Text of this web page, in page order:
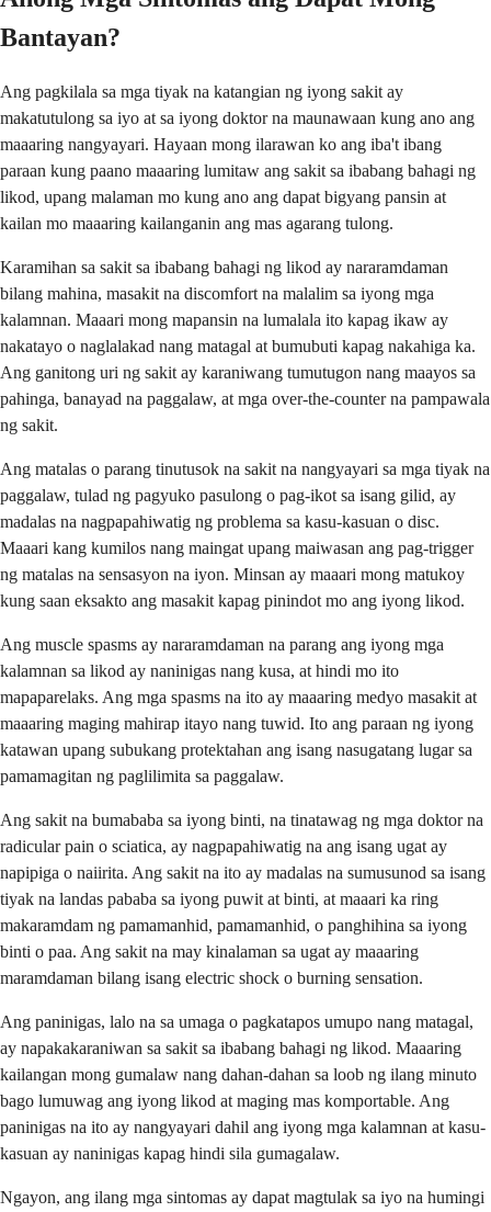
Bantayan?
Ang pagkilala sa mga tiyak na katangian ng iyong sakit ay
makatutulong sa iyo at sa iyong doktor na maunawaan kung ano ang
maaaring nangyayari. Hayaan mong ilarawan ko ang iba't ibang
paraan kung paano maaaring lumitaw ang sakit sa ibabang bahagi ng
likod, upang malaman mo kung ano ang dapat bigyang pansin at
kailan mo maaaring kailanganin ang mas agarang tulong.
Karamihan sa sakit sa ibabang bahagi ng likod ay nararamdaman
bilang mahina, masakit na discomfort na malalim sa iyong mga
kalamnan. Maaari mong mapansin na lumalala ito kapag ikaw ay
nakatayo o naglalakad nang matagal at bumubuti kapag nakahiga ka.
Ang ganitong uri ng sakit ay karaniwang tumutugon nang maayos sa
pahinga, banayad na paggalaw, at mga over-the-counter na pampawala
ng sakit.
Ang matalas o parang tinutusok na sakit na nangyayari sa mga tiyak na
paggalaw, tulad ng pagyuko pasulong o pag-ikot sa isang gilid, ay
madalas na nagpapahiwatig ng problema sa kasu-kasuan o disc.
Maaari kang kumilos nang maingat upang maiwasan ang pag-trigger
ng matalas na sensasyon na iyon. Minsan ay maaari mong matukoy
kung saan eksakto ang masakit kapag pinindot mo ang iyong likod.
Ang muscle spasms ay nararamdaman na parang ang iyong mga
kalamnan sa likod ay naninigas nang kusa, at hindi mo ito
mapaparelaks. Ang mga spasms na ito ay maaaring medyo masakit at
maaaring maging mahirap itayo nang tuwid. Ito ang paraan ng iyong
katawan upang subukang protektahan ang isang nasugatang lugar sa
pamamagitan ng paglilimita sa paggalaw.
Ang sakit na bumababa sa iyong binti, na tinatawag ng mga doktor na
radicular pain o sciatica, ay nagpapahiwatig na ang isang ugat ay
napipiga o naiirita. Ang sakit na ito ay madalas na sumusunod sa isang
tiyak na landas pababa sa iyong puwit at binti, at maaari ka ring
makaramdam ng pamamanhid, pamamanhid, o panghihina sa iyong
binti o paa. Ang sakit na may kinalaman sa ugat ay maaaring
maramdaman bilang isang electric shock o burning sensation.
Ang paninigas, lalo na sa umaga o pagkatapos umupo nang matagal,
ay napakakaraniwan sa sakit sa ibabang bahagi ng likod. Maaaring
kailangan mong gumalaw nang dahan-dahan sa loob ng ilang minuto
bago lumuwag ang iyong likod at maging mas komportable. Ang
paninigas na ito ay nangyayari dahil ang iyong mga kalamnan at kasu-
kasuan ay naninigas kapag hindi sila gumagalaw.
Ngayon, ang ilang mga sintomas ay dapat magtulak sa iyo na humingi